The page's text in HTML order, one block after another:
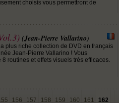
choisis vous permettront de
(Jean-Pierre Vallarino)
plus riche collection de DVD en français
Jean-Pierre Vallarino ! Vous
routines et effets visuels très efficaces.
156 157 158 159 160 161 162